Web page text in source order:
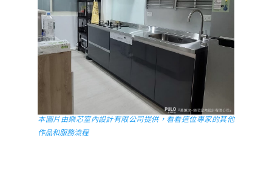
本圖片由樂芯室內設計有限公司提供，看看這位專家的其他
作品和服務流程